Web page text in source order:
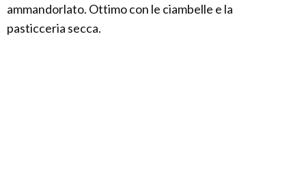
ammandorlato. Ottimo con le ciambelle e la
pasticceria secca.